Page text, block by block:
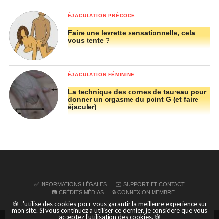
Le clitoris comme vous ne l’avez jamais vu
Lors de la pénétration vaginale, ils remarquent une
véritable interaction entre la racine du clitoris (corps du
côté ventre.
s’expliqueraient par la pression du corps du clitoris sur
vaginale. Simuler le point G, ce serait en fait stimuler un
ÉJACULATION PRÉCOCE
Faire une levrette sensationnelle, cela
vous tente ?
ÉJACULATION FÉMININE
La technique des cornes de taureau pour
donner un orgasme du point G (et faire
éjaculer)
✅ INFORMATIONS LÉGALES
✉️ SUPPORT ET CONTACT
📷 CRÉDITS MÉDIAS
🔒 CONNEXION MEMBRE
🍪 J'utilise des cookies pour vous garantir la meilleure experience sur
mon site. Si vous continuez a utiliser ce dernier, je considere que vous
acceptez l'utilisation des cookies. 🍪